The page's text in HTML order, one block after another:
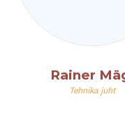
Rainer
Tehnika juht